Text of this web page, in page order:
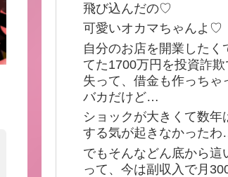
飛び込んだの♡
可愛いオカマちゃんよ♡
自分のお店を開業したく
てた1700万円を投資詐欺
失って、借金も作っちゃ
バカだけど…
ショックが大きくて数年
する気が起きなかった
でもそんなどん底から這
って、今は副収入で月